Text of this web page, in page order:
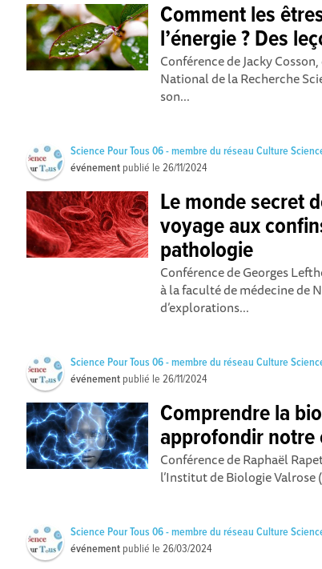
Comment les
l’énergie ? Des
Conférence de Jacky
National de la Recherche
son...
Science Pour Tous 06 - membre du réseau Culture
événement publié le26/11/2024
Le monde secret
voyage aux
pathologie
Conférence de Georges
à la faculté de médecine de
d’explorations...
Science Pour Tous 06 - membre du réseau Culture
événement publié le26/11/2024
Comprendre la
approfondir notre
Conférence de Raphaël
l’Institut de Biologie
Science Pour Tous 06 - membre du réseau Culture
événement publié le26/03/2024